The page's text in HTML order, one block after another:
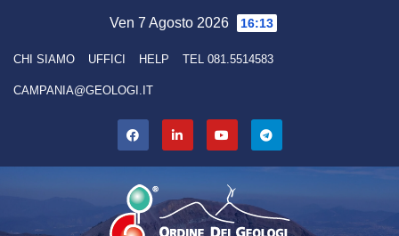
content
Ven 7 Agosto 2026 16:13
CHI SIAMO UFFICI HELP TEL 081.5514583
CAMPANIA@GEOLOGI.IT